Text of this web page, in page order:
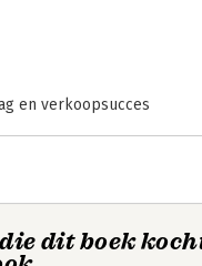
en verkoopsucces
afsluiten
dit boek